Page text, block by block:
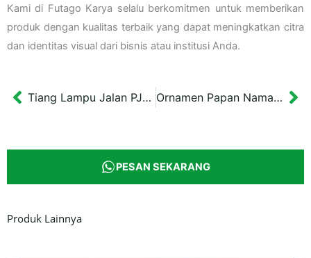
Kami di Futago Karya selalu berkomitmen untuk memberikan
produk dengan kualitas terbaik yang dapat meningkatkan citra
dan identitas visual dari bisnis atau institusi Anda.
Prev Tiang Lampu Jalan PJU Unik Balikpapan Tinggi 382 cm Ornamen Papan Nama Brawijaya dan Gajah Mada Surabaya 15×70 cm
PESAN SEKARANG
Produk Lainnya